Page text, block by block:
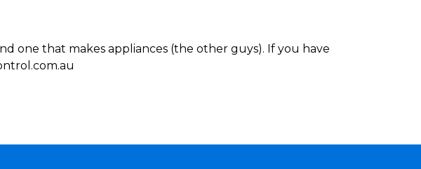
one that makes appliances (the other guys). If you have